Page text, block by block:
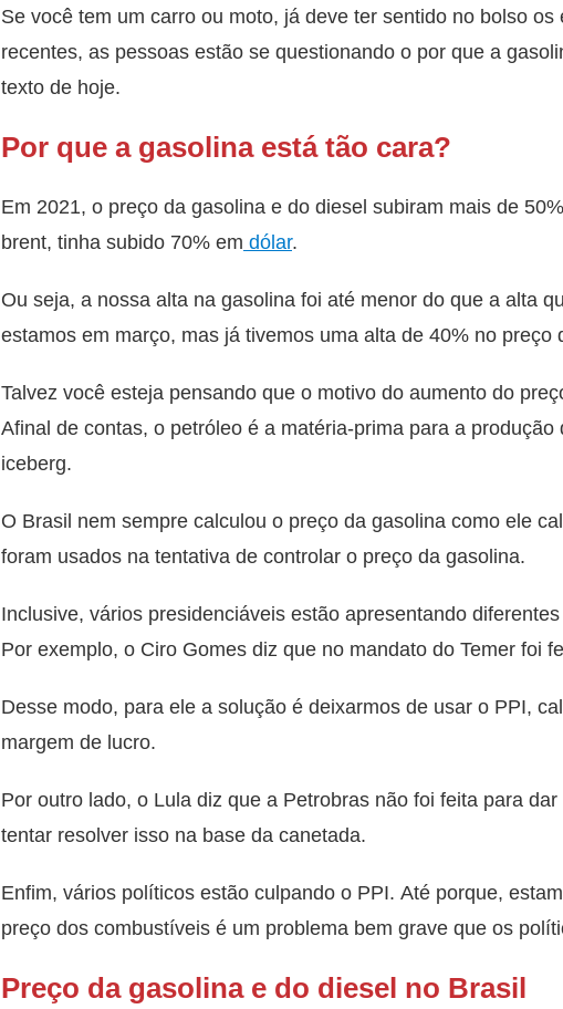
Se você tem um carro ou moto, já deve ter sentido no bolso
recentes, as pessoas estão se questionando o por que a
texto de hoje.
Por que a gasolina está tão cara?
Em 2021, o preço da gasolina e do diesel subiram mais de
brent, tinha subido 70% em dólar.
Ou seja, a nossa alta na gasolina foi até menor do que a alta
estamos em março, mas já tivemos uma alta de 40% no preço
Talvez você esteja pensando que o motivo do aumento do
Afinal de contas, o petróleo é a matéria-prima para a
iceberg.
O Brasil nem sempre calculou o preço da gasolina como ele
foram usados na tentativa de controlar o preço da gasolina.
Inclusive, vários presidenciáveis estão apresentando
Por exemplo, o Ciro Gomes diz que no mandato do Temer foi
Desse modo, para ele a solução é deixarmos de usar o PPI,
margem de lucro.
Por outro lado, o Lula diz que a Petrobras não foi feita para
tentar resolver isso na base da canetada.
Enfim, vários políticos estão culpando o PPI. Até porque,
preço dos combustíveis é um problema bem grave que os
Preço da gasolina e do diesel no Brasil